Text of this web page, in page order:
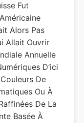
Fut
Alors Pas
Allait Ouvrir
Annuelle
D’ici
De
Ou À
De La
Basée À